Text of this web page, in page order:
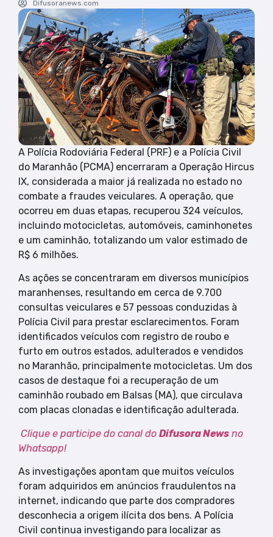
Difusoranews.com
A Polícia Rodoviária Federal (PRF) e a Polícia Civil
do Maranhão (PCMA) encerraram a Operação Hircus
IX, considerada a maior já realizada no estado no
combate a fraudes veiculares. A operação, que
ocorreu em duas etapas, recuperou 324 veículos,
incluindo motocicletas, automóveis, caminhonetes
e um caminhão, totalizando um valor estimado de
R$ 6 milhões.
As ações se concentraram em diversos municípios
maranhenses, resultando em cerca de 9.700
consultas veiculares e 57 pessoas conduzidas à
Polícia Civil para prestar esclarecimentos. Foram
identificados veículos com registro de roubo e
furto em outros estados, adulterados e vendidos
no Maranhão, principalmente motocicletas. Um dos
casos de destaque foi a recuperação de um
caminhão roubado em Balsas (MA), que circulava
com placas clonadas e identificação adulterada.
Clique e participe do canal do Difusora News no
Whatsapp!
As investigações apontam que muitos veículos
foram adquiridos em anúncios fraudulentos na
internet, indicando que parte dos compradores
desconhecia a origem ilícita dos bens. A Polícia
Civil continua investigando para localizar as